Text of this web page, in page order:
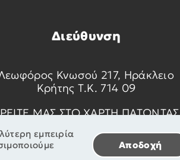
εμπειρία
Αποδοχή
Διεύθυνση
Κνωσού 217, Ηράκλειο
Κρήτης Τ.Κ. 714 09
ΜΑΣ ΣΤΟ ΧΑΡΤΗ ΠΑΤΩΝΤΑΣ